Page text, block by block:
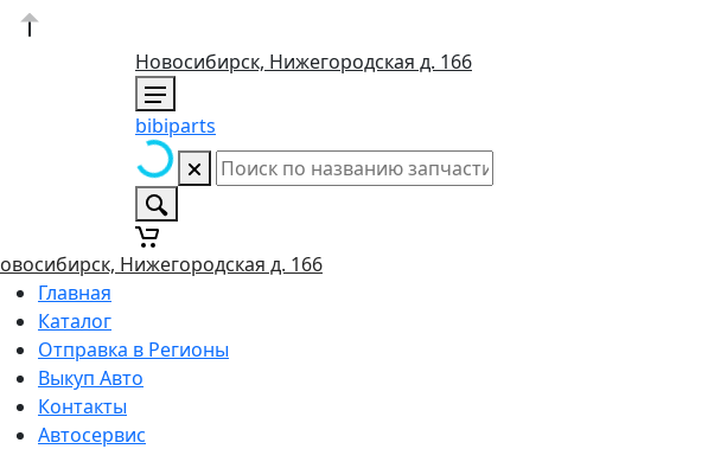
Новосибирск, Нижегородская д. 166
bibiparts
Нижегородская д. 166
Главная
Каталог
Отправка в Регионы
Выкуп Авто
Контакты
Автосервис